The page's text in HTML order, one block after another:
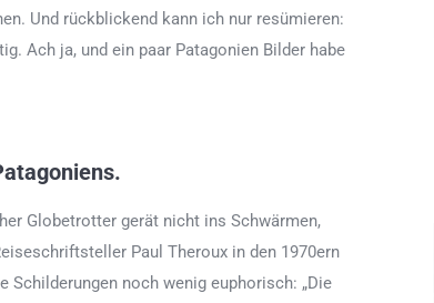
Und rückblickend kann ich nur resümieren:
Ach ja, und ein paar Patagonien Bilder habe
Globetrotter gerät nicht ins Schwärmen,
Paul Theroux in den 1970ern
Schilderungen noch wenig euphorisch: „Die